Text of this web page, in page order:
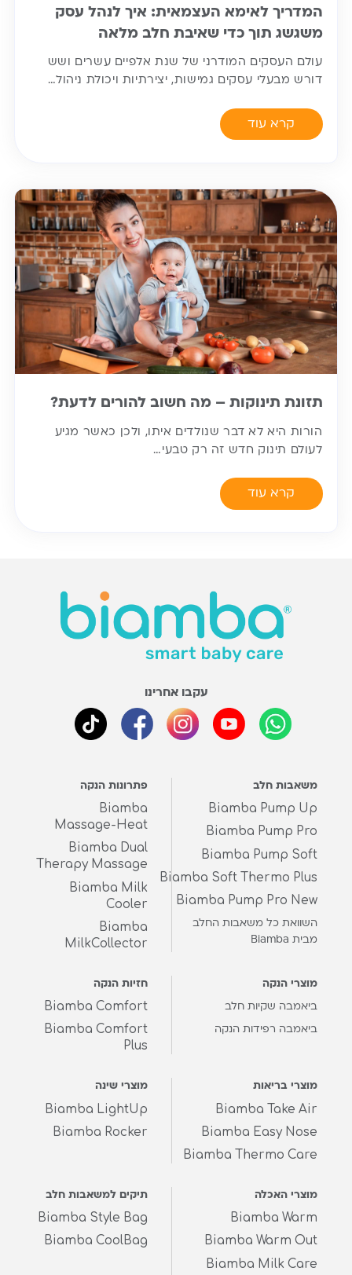
המדריך לאימא העצמאית: איך לנהל עסק
משגשג תוך כדי שאיבת חלב מלאה
עולם העסקים המודרני של שנת אלפיים עשרים ושש
דורש מבעלי עסקים גמישות, יצירתיות ויכולת ניהול…
קרא עוד
תזונת תינוקות – מה חשוב להורים לדעת?
הורות היא לא דבר שנולדים איתו, ולכן כאשר מגיע
לעולם תינוק חדש זה רק טבעי…
קרא עוד
עקבו אחרינו
משאבות חלב
Biamba Pump Up
Biamba Pump Pro
Biamba Pump Soft
Biamba Soft Thermo Plus
Biamba Pump Pro New
השוואת כל משאבות החלב
מבית Biamba
פתרונות הנקה
Biamba
Massage-Heat
Biamba Dual
Therapy Massage
Biamba Milk
Cooler
Biamba
MilkCollector
מוצרי הנקה
ביאמבה שקיות חלב
ביאמבה רפידות הנקה
חזיות הנקה
Biamba Comfort
Biamba Comfort
Plus
מוצרי בריאות
Biamba Take Air
Biamba Easy Nose
Biamba Thermo Care
מוצרי שינה
Biamba LightUp
Biamba Rocker
מוצרי האכלה
Biamba Warm
Biamba Warm Out
Biamba Milk Care
תיקים למשאבות חלב
Biamba Style Bag
Biamba CoolBag